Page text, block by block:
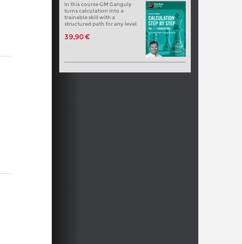
In this course GM Ganguly
turns calculation into a
trainable skill with a
structured path for any level.
39,90 €